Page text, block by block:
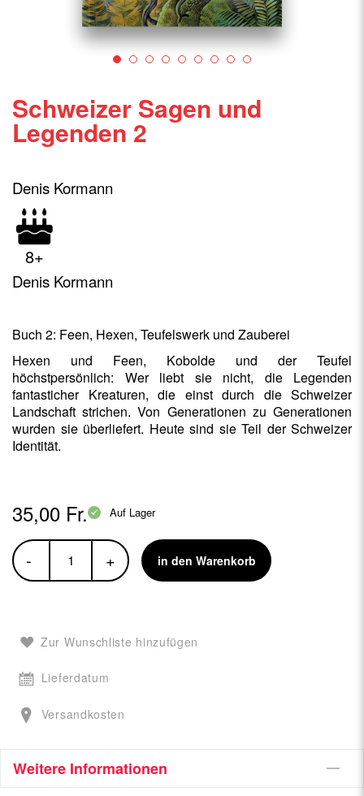
Schweizer Sagen und
Legenden 2
Denis Kormann
8+
Denis Kormann
Buch 2: Feen, Hexen, Teufelswerk und Zauberei
Hexen und Feen, Kobolde und der Teufel
höchstpersönlich: Wer liebt sie nicht, die Legenden
fantasticher Kreaturen, die einst durch die Schweizer
Landschaft strichen. Von Generationen zu Generationen
wurden sie überliefert. Heute sind sie Teil der Schweizer
Identität.
35,00 Fr. Auf Lager
- + in den Warenkorb
Zur Wunschliste hinzufügen
Lieferdatum
Versandkosten
Weitere Informationen